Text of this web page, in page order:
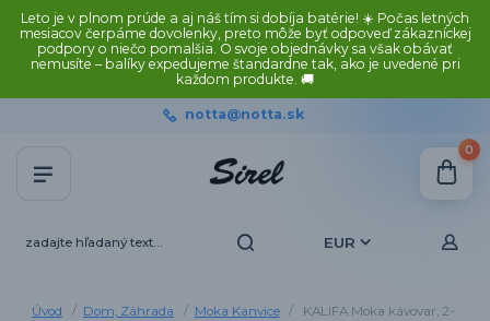
Leto je v plnom prúde a aj náš tím si dobíja batérie! ☀️ Počas letných
mesiacov čerpáme dovolenky, preto môže byť odpoveď zákazníckej
podpory o niečo pomalšia. O svoje objednávky sa však obávať
nemusíte – balíky expedujeme štandardne tak, ako je uvedené pri
každom produkte. 🚚
EUR
notta@notta.sk
0
Úvod Dom, Záhrada Moka Kanvice
KALIFA Moka kávovar, 2-